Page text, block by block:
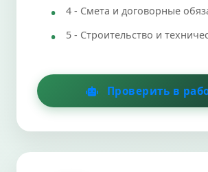
4 - Смета и договорные
5 - Строительство и
Проверить в